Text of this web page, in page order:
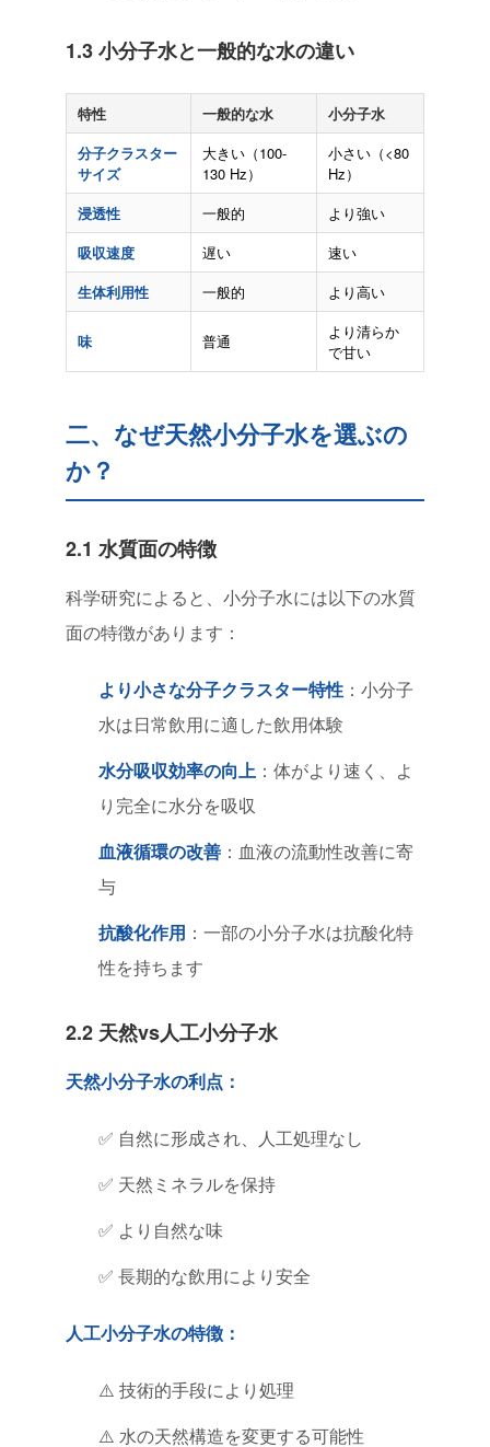
1.3 小分子水と一般的な水の違い
特性 一般的な水
小分子水
分子クラスター
サイズ
大きい（100-
130 Hz）
小さい（<80
Hz）
浸透性
一般的
より強い
吸収速度
遅い
速い
生体利用性
一般的 より高い
味 普通
より清らか
で甘い
二、なぜ天然小分子水を選ぶの
か？
2.1 水質面の特徴
科学研究によると、小分子水には以下の水質
面の特徴があります：
より小さな分子クラスター特性 ：小分子
水は日常飲用に適した飲用体験
水分吸収効率の向上 ：体がより速く、よ
り完全に水分を吸収
血液循環の改善 ：血液の流動性改善に寄
与
抗酸化作用 ：一部の小分子水は抗酸化特
性を持ちます
2.2 天然vs人工小分子水
天然小分子水の利点：
✅ 自然に形成され、人工処理なし
✅ 天然ミネラルを保持
✅ より自然な味
✅ 長期的な飲用により安全
人工小分子水の特徴：
⚠️ 技術的手段により処理
⚠️ 水の天然構造を変更する可能性